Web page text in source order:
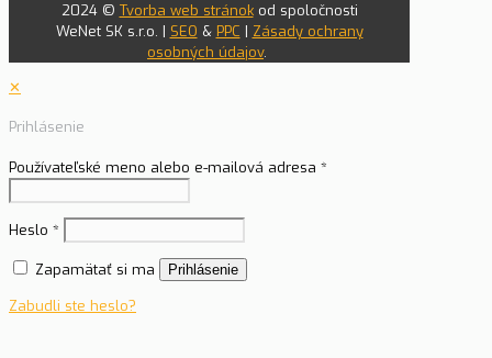
2024 © Tvorba web stránokod spoločnosti
WeNet SK s.r.o. | SEO & PPC | Zásady ochrany
osobných údajov.
✕
Prihlásenie
Používateľské meno alebo e-mailová adresa *
Heslo *
Zapamätať si ma Prihlásenie
Zabudli ste heslo?